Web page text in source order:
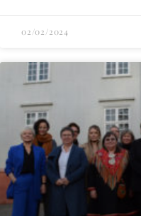
02/02/2024